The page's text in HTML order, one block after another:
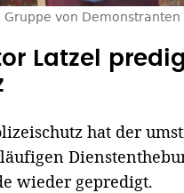
von
Latzel
hat der
wieder gepredigt.